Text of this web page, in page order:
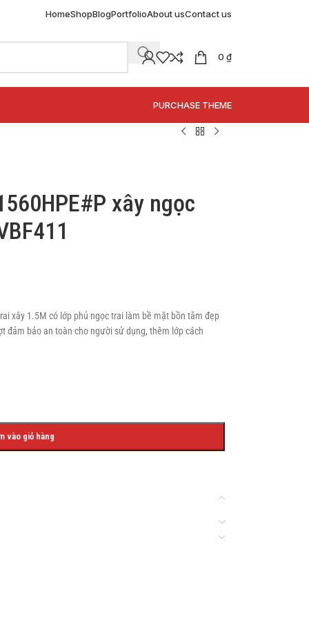
HomeShop
AJAX Shop
BlogPortfolioAbout usContact us
0 ₫
PURCHASE THEME
xây ngọc
xây 1.5M có lớp phủ ngọc trai làm bề mặt bồn tắm đẹp
đảm bảo an toàn cho người sử dụng, thêm lớp cách
vào giỏ hàng